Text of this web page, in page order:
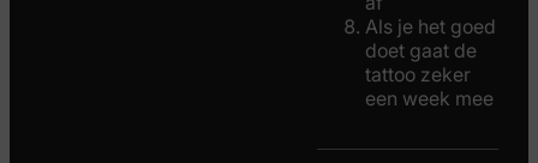
Als je het goed
doet gaat de
tattoo zeker
een week mee